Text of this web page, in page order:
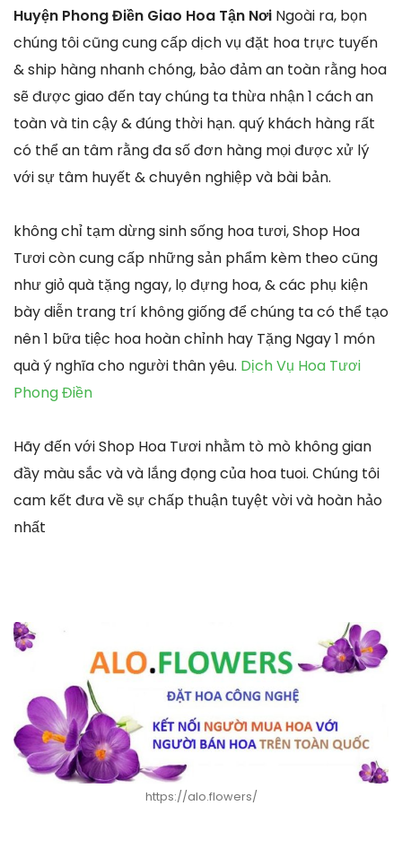
Huyện Phong Điền Giao Hoa Tận Nơi Ngoài ra, bọn
chúng tôi cũng cung cấp dịch vụ đặt hoa trực tuyến
& ship hàng nhanh chóng, bảo đảm an toàn rằng hoa
sẽ được giao đến tay chúng ta thừa nhận 1 cách an
toàn và tin cậy & đúng thời hạn. quý khách hàng rất
có thể an tâm rằng đa số đơn hàng mọi được xử lý
với sự tâm huyết & chuyên nghiệp và bài bản.
không chỉ tạm dừng sinh sống hoa tươi, Shop Hoa
Tươi còn cung cấp những sản phẩm kèm theo cũng
như giỏ quà tặng ngay, lọ đựng hoa, & các phụ kiện
bày diễn trang trí không giống để chúng ta có thể tạo
nên 1 bữa tiệc hoa hoàn chỉnh hay Tặng Ngay 1 món
quà ý nghĩa cho người thân yêu. Dịch Vụ Hoa Tươi
Phong Điền
Hãy đến với Shop Hoa Tươi nhằm tò mò không gian
đầy màu sắc và và lắng đọng của hoa tuoi. Chúng tôi
cam kết đưa về sự chấp thuận tuyệt vời và hoàn hảo
nhất
https://alo.flowers/